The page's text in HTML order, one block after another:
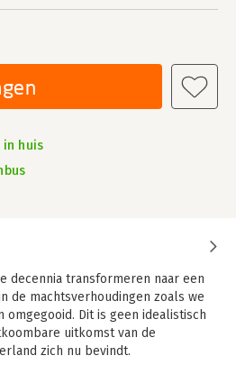
in huis
decennia transformeren naar een
de machtsverhoudingen zoals we
omgegooid. Dit is geen idealistisch
uitkomst van de
zich nu bevindt.